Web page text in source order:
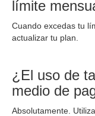
límite
Cuando excedas tu
actualizar tu plan.
¿El uso de
medio de
Absolutamente.